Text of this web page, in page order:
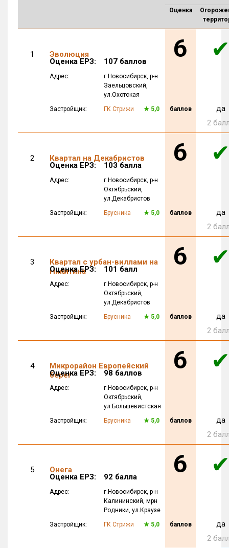
Оценка
1 Эволюция 6
Оценка ЕРЗ: 107 баллов
Адрес: г.Новосибирск, р-н
Заельцовский,
ул.Охотская
Застройщик:
ГК Стрижи ★ 5,0 баллов
да
2
2 Квартал на Декабристов 6
Оценка ЕРЗ: 103 балла
Адрес: г.Новосибирск, р-н
Октябрьский,
ул.Декабристов
Застройщик:
Брусника ★ 5,0 баллов
да
2
3 Квартал сурбан-виллами на
Никитина
6
Оценка ЕРЗ: 101 балл
Адрес: г.Новосибирск, р-н
Октябрьский,
ул.Декабристов
Застройщик:
Брусника ★ 5,0 баллов
да
2
4
Микрорайон Европейский
берег
6
Оценка ЕРЗ: 98 баллов
Адрес: г.Новосибирск, р-н
Октябрьский,
ул.Большевистская
Застройщик:
Брусника ★ 5,0 баллов
да
2
5 Онега 6
Оценка ЕРЗ: 92 балла
Адрес: г.Новосибирск, р-н
Калининский,мрн
Родники,ул.Краузе
Застройщик:
ГК Стрижи ★ 5,0 баллов
да
2